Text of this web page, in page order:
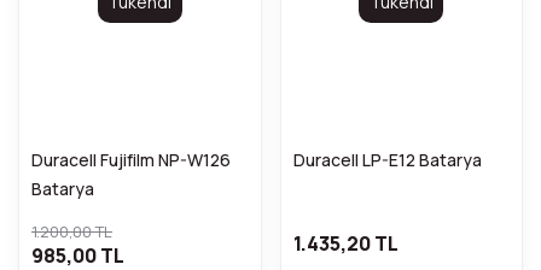
Duracell Fujifilm NP-W126
Batarya
1.200,00 TL
985,00 TL
Duracell LP-E12 Batarya
1.435,20 TL